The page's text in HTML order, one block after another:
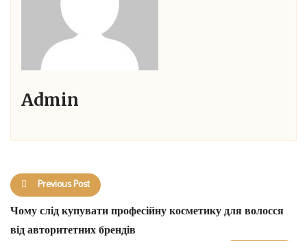
Admin
Previous Post
Чому слід купувати професійну косметику для волосся
від авторитетних брендів